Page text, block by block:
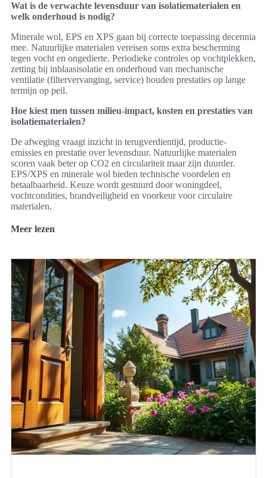
Wat is de verwachte levensduur van isolatiematerialen en
welk onderhoud is nodig?
Minerale wol, EPS en XPS gaan bij correcte toepassing decennia
mee. Natuurlijke materialen vereisen soms extra bescherming
tegen vocht en ongedierte. Periodieke controles op vochtplekken,
zetting bij inblaasisolatie en onderhoud van mechanische
ventilatie (filtervervanging, service) houden prestaties op lange
termijn op peil.
Hoe kiest men tussen milieu-impact, kosten en prestaties van
isolatiematerialen?
De afweging vraagt inzicht in terugverdientijd, productie-
emissies en prestatie over levensduur. Natuurlijke materialen
scoren vaak beter op CO2 en circulariteit maar zijn duurder.
EPS/XPS en minerale wol bieden technische voordelen en
betaalbaarheid. Keuze wordt gestuurd door woningdeel,
vochtcondities, brandveiligheid en voorkeur voor circulaire
materialen.
Meer lezen